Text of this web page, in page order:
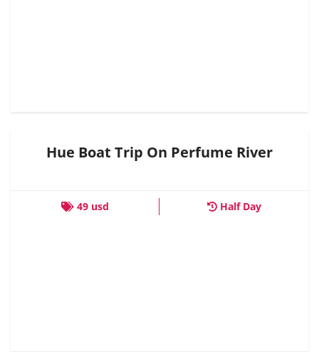
Hue Boat Trip On Perfume River
49 usd Half Day